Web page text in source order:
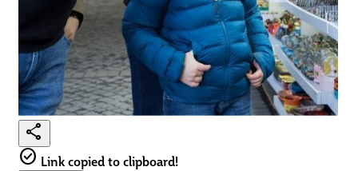
share
check_circle Link copied to clipboard!